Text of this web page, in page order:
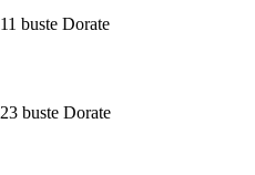
11 buste Dorate
23 buste Dorate